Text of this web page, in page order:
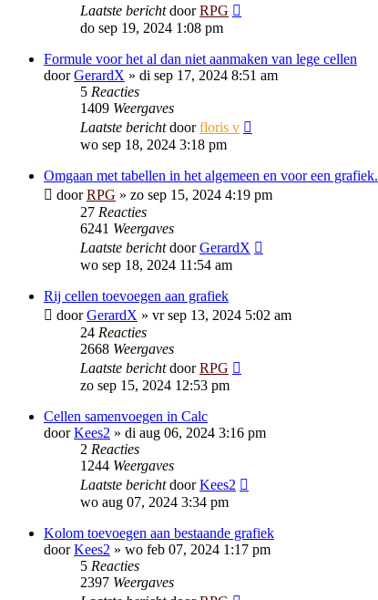
Laatste berichtdoorRPG
do sep 19, 2024 1:08 pm
Formule voor het al dan niet aanmaken van lege cellen
doorGerardX » di sep 17, 2024 8:51 am
5 Reacties
1409 Weergaves
Laatste berichtdoorfloris v
wo sep 18, 2024 3:18 pm
Omgaan met tabellen in het algemeen en voor een grafiek.
doorRPG » zo sep 15, 2024 4:19 pm
27 Reacties
6241 Weergaves
Laatste berichtdoorGerardX
wo sep 18, 2024 11:54 am
Rij cellen toevoegen aan grafiek
doorGerardX » vr sep 13, 2024 5:02 am
24 Reacties
2668 Weergaves
Laatste berichtdoorRPG
zo sep 15, 2024 12:53 pm
Cellen samenvoegen in Calc
doorKees2 » di aug 06, 2024 3:16 pm
2 Reacties
1244 Weergaves
Laatste berichtdoorKees2
wo aug 07, 2024 3:34 pm
Kolom toevoegen aan bestaande grafiek
doorKees2 » wo feb 07, 2024 1:17 pm
5 Reacties
2397 Weergaves